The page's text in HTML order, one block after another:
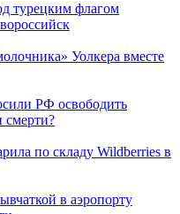
турецким флагом
Уолкера вместе
РФ освободить
смерти?
по складу Wildberries в
в аэропорту